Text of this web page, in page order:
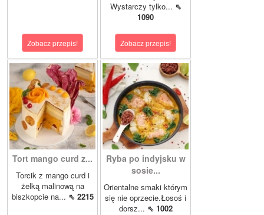
Zobacz przepis!
Wystarczy tylko... ⇖
1090
Zobacz przepis!
Tort mango curd z...
Torcik z mango curd i
żelką malinową na
biszkopcie na... ⇖ 2215
Ryba po indyjsku w
sosie...
Orientalne smaki którym
się nie oprzecie.Łosoś i
dorsz... ⇖ 1002